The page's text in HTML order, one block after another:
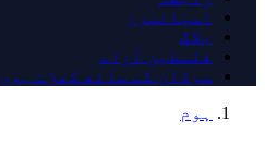
اسپانسرز
بلاگ
فلسطین آزاد
سوڈان کے ساتھ کھڑے ہوں
ہوم